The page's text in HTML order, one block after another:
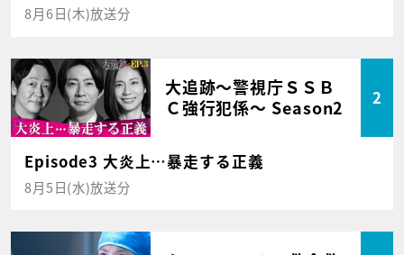
8月6日(木)放送分
大追跡～警視庁ＳＳＢ
Ｃ強行犯係～ Season2
2
Episode3 大炎上…暴走する正義
8月5日(水)放送分